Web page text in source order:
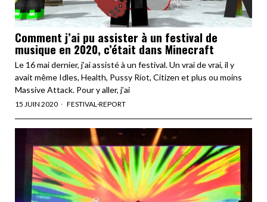
Comment j’ai pu assister à un festival de
musique en 2020, c’était dans Minecraft
Le 16 mai dernier, j’ai assisté à un festival. Un vrai de vrai, il y
avait même Idles, Health, Pussy Riot, Citizen et plus ou moins
Massive Attack. Pour y aller, j’ai
15 JUIN 2020 FESTIVAL·REPORT